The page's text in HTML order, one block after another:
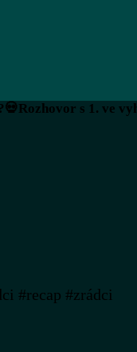
s 1. ve
#recap #zrádci